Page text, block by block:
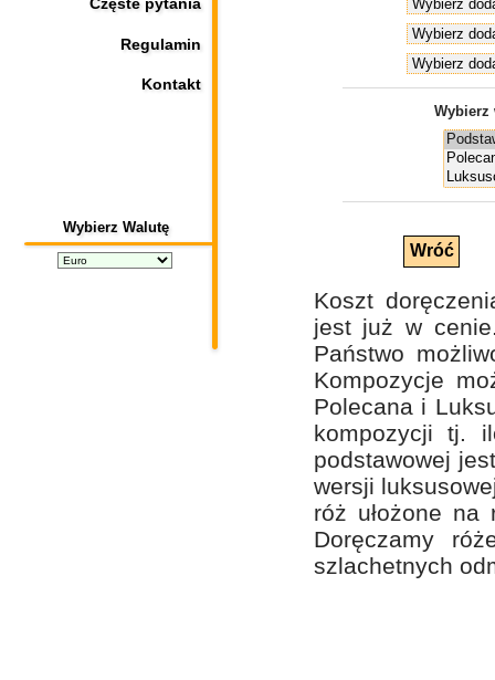
Częste pytania
Regulamin
Kontakt
Wybierz Walutę
Wybierz
Koszt
jest już w
Państwo
Kompozycje
Polecana i
kompozycji tj.
podstawowej
wersji
róż ułożone
Doręczamy
szlachetnych